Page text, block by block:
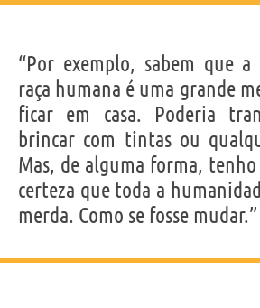
“Por exemplo, sabem que
raça humana é uma grande
ficar em casa. Poderia
brincar com tintas ou
Mas, de alguma forma,
certeza que toda a
merda. Como se fosse mudar.”